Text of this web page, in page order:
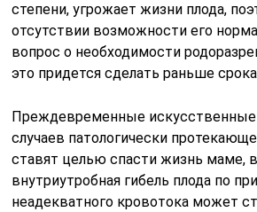
степени, угрожает жизни плода,
отсутствии возможности его
вопрос о необходимости
это придется сделать раньше
Преждевременные
случаев патологически
ставят целью спасти жизнь маме,
внутриутробная гибель плода по
неадекватного кровотока может